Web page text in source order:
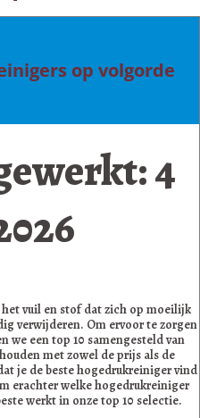
op volgorde
4
vuil en stof dat zich op moeilijk
verwijderen. Om ervoor te zorgen
we een top 10 samengesteld van
met zowel de prijs als de
je de beste hogedrukreiniger vind
erachter welke hogedrukreiniger
werkt in onze top 10 selectie.